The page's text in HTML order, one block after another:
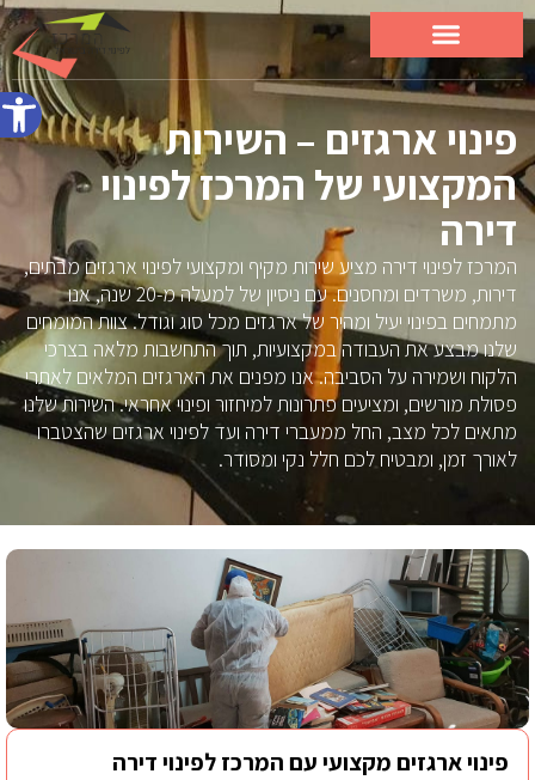
פתח
פינוי ארגזים – השירות
המקצועי של המרכז לפינוי
דירה
המרכז לפינוי דירה מציע שירות מקיף ומקצועי לפינוי ארגזים מבתים,
דירות, משרדים ומחסנים. עם ניסיון של למעלה מ-20 שנה, אנו
מתמחים בפינוי יעיל ומהיר של ארגזים מכל סוג וגודל. צוות המומחים
שלנו מבצע את העבודה במקצועיות, תוך התחשבות מלאה בצרכי
הלקוח ושמירה על הסביבה. אנו מפנים את הארגזים המלאים לאתרי
פסולת מורשים, ומציעים פתרונות למיחזור ופינוי אחראי. השירות שלנו
מתאים לכל מצב, החל ממעברי דירה ועד לפינוי ארגזים שהצטברו
לאורך זמן, ומבטיח לכם חלל נקי ומסודר.
פינוי ארגזים מקצועי עם המרכז לפינוי דירה